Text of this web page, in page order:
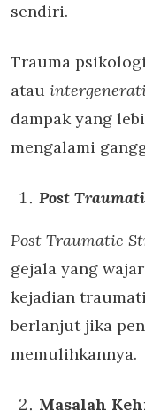
sendiri.
Trauma
atau
dampak yang
mengalami
Post
Post Traumatic
gejala yang
kejadian
berlanjut jika
memulihkannya.
Masalah